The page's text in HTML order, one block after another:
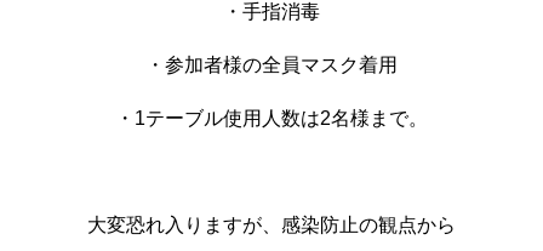
・手指消毒
・参加者様の全員マスク着用
・ 1テーブル使用人数は2名様まで。
大変恐れ入りますが、感染防止の観点から